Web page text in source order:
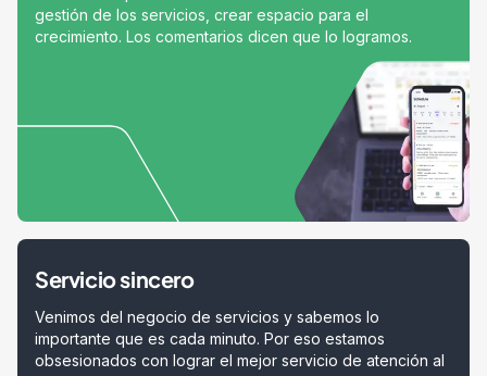
gestión de los servicios, crear espacio para el
crecimiento. Los comentarios dicen que lo logramos.
Servicio sincero
Venimos del negocio de servicios y sabemos lo
importante que es cada minuto. Por eso estamos
obsesionados con lograr el mejor servicio de atención al